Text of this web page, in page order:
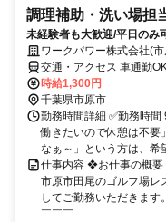
調理補助・洗い場担
未経験者も大歓迎/平日のみ
ワークパワー株式会社(
交通・アクセス 車通勤
時給1,300円
千葉県市原市
勤務時間詳細 ✅勤務時
働きたいので休憩は不要
なぁ～」という方は、希
仕事内容 ❖お仕事の概要
市原市田尾のゴルフ場レ
してご勤務いただきま
￣￣￣...